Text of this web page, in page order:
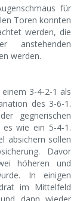
für
Toren konnten
werden, die
anstehenden
werden.
3-4-2-1 als
des 3-6-1.
gegnerischen
es wie ein 5-4-1.
absichern sollen
Davor
höheren und
In einigen
im Mittelfeld